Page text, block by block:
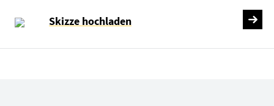
Skizze hochladen